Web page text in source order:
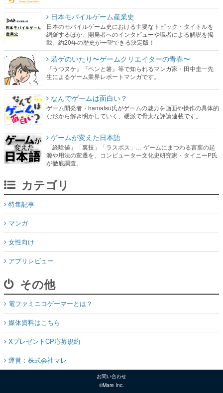
日本モバイルゲーム産業史
日本のモバイルゲーム史における主要なトピック・タイトルを
網羅するほか、開発者へのインタビューや識者による解説を掲
載。約20年の歴史が一望できる決定版！
若ゲのいたり〜ゲームクリエイターの青春〜
『うつヌケ』『ペンと箸』等で知られるマンガ家・田中圭一先
生によるゲーム業界レポートマンガです。
なんでゲームは面白い？
ゲーム開発者・hamatsu氏がゲームの魅力を画面や操作の具体的
な形から解き明かしていく、硬派で骨太な評論連載です。
ゲームが変えた日本語
「経験値」「裏技」「ラスボス」… ゲームにまつわる言葉の起
源や用法の変遷を、コンピューター文化史研究家・タイニーP氏
が徹底調査。
カテゴリ
特集記事
マンガ
女性向け
アプリレビュー
その他
電ファミニコゲーマーとは？
媒体資料はこちら
XプレゼントCP応募規約
運営：株式会社マレ
お問い合わせ
©Mare Inc.